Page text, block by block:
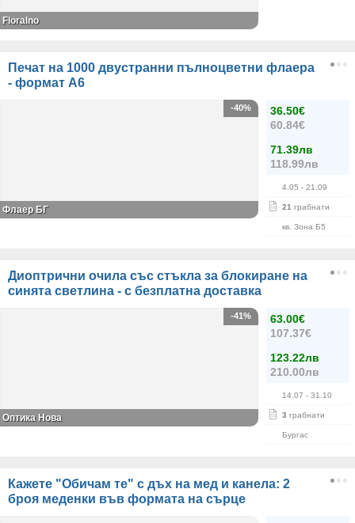
Floralno
Печат на 1000 двустранни пълноцветни флаера
- формат А6
36.50€
60.84€
71.39лв
118.99лв
4.05 - 21.09
21 грабнати
кв. Зона Б5
-40%
Флаер БГ
Диоптрични очила със стъкла за блокиране на
синята светлина - с безплатна доставка
63.00€
107.37€
123.22лв
210.00лв
14.07 - 31.10
3 грабнати
Бургас
-41%
Оптика Нова
Кажете "Обичам те" с дъх на мед и канела: 2
броя меденки във формата на сърце